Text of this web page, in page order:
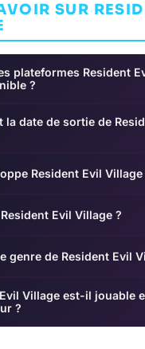
SUR
plateformes Resident
?
la date de sortie de
Resident Evil Village
Evil Village ?
genre de Resident Evil
Village est-il jouable
?